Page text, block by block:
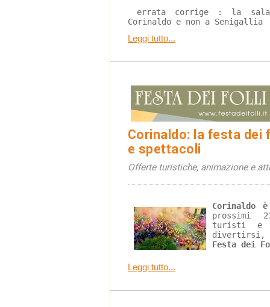
Corinaldo e non a Senigallia
Leggi tutto...
Corinaldo: la festa
e spettacoli
Offerte turistiche, animazione e
Corinaldo
prossimi
turisti e
divertirsi,
Festa dei
Leggi tutto...